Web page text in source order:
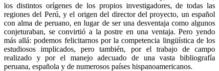
los distintos orígenes de los propios investigadores, de todas las
regiones del Perú, y el origen del director del proyecto, un español
con alma de peruano, en lugar de ser una desventaja como algunos
conjeturaban, se convirtió a la postre en una ventaja. Pero yendo
más allá: podemos felicitarnos por la competencia lingüística de los
estudiosos implicados, pero también, por el trabajo de campo
realizado y por el manejo adecuado de una vasta bibliografía
peruana, española y de numerosos países hispanoamericanos.